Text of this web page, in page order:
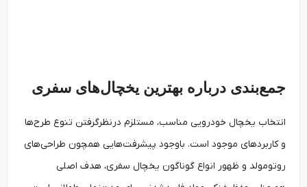
جمع‌بندی درباره بهترین یخچال‌های سفری
انتخاب یخچال خودرویی مناسب، مستلزم درنظرگرفتن تنوع طرح‌ها
و کاربردهای موجود است. باوجود پیشرفت‌هایی همچون طراحی‌های
روتومولد و ظهور انواع گوناگون یخچال سفری، هدف اصلی